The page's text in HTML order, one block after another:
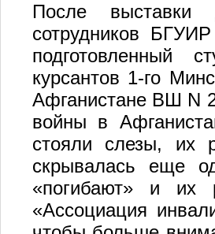
После выставки
сотрудников
подготовленный
курсантов 1-го
Афганистане ВШ N
войны в
стояли слезы, их
скрывалась еще
«погибают» и их
«Ассоциация